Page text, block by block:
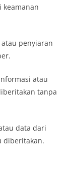
keamanan
penyiaran
atau
tanpa
data dari
diberitakan.